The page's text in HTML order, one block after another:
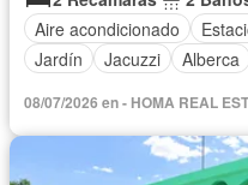
Aire acondicionado
Jardín
Jacuzzi Alberca
08/07/2026 en - HOMA REAL